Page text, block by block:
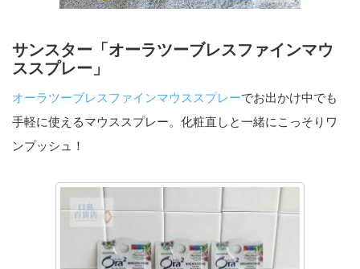
サンスター「オーラツーブレスファインマウ
ススプレー」
オーラツーブレスファインマウススプレーでお出かけ中でも
手軽に使えるマウススプレー。化粧直しと一緒にこっそりワ
ンプッシュ！